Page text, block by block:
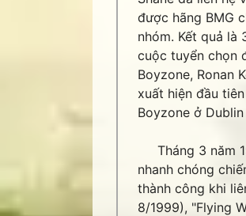
được hãng BMG
nhóm. Kết quả là
cuộc tuyển chọn
Boyzone, Ronan
xuất hiện đầu
Boyzone ở
Tháng 3 năm
nhanh chóng
thành công khi
8/1999), "Flying